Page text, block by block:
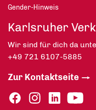
Gender-Hinweis
Karlsruher
Wir sind für dich da
+49 721 6107-5885
Zur Kontaktseite